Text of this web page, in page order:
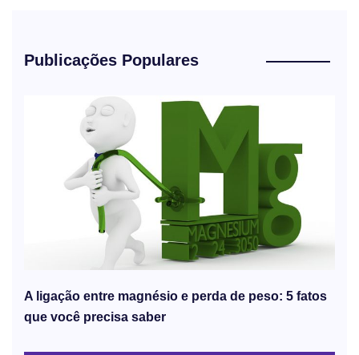
Publicações Populares
A ligação entre magnésio e perda de peso: 5 fatos
que você precisa saber